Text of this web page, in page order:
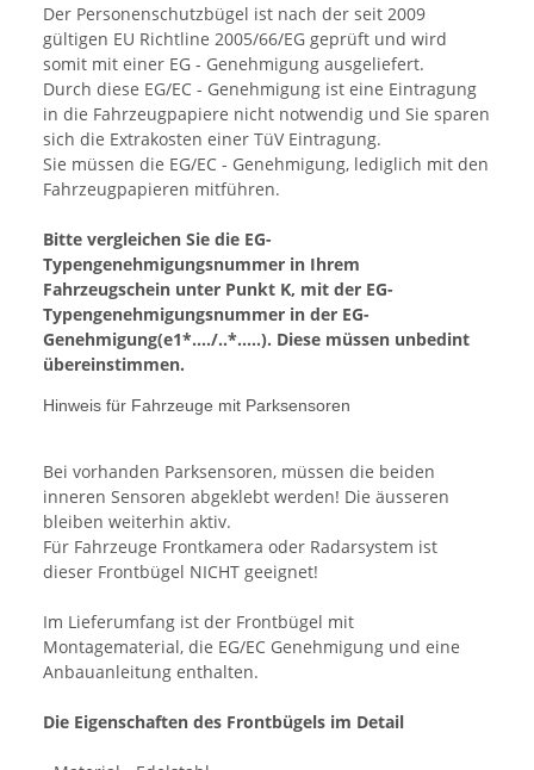
Der Personenschutzbügel ist nach der seit 2009
gültigen EU Richtline 2005/66/EG geprüft und wird
somit mit einer EG - Genehmigung ausgeliefert.
Durch diese EG/EC - Genehmigung ist eine Eintragung
in die Fahrzeugpapiere nicht notwendig und Sie sparen
sich die Extrakosten einer TüV Eintragung.
Sie müssen die EG/EC - Genehmigung, lediglich mit den
Fahrzeugpapieren mitführen.
Bitte vergleichen Sie die EG-
Typengenehmigungsnummer in Ihrem
Fahrzeugschein unter Punkt K, mit der EG-
Typengenehmigungsnummer in der EG-
Genehmigung(e1*..../..*.....). Diese müssen unbedint
übereinstimmen.
Hinweis für Fahrzeuge mit Parksensoren
Bei vorhanden Parksensoren, müssen die beiden
inneren Sensoren abgeklebt werden! Die äusseren
bleiben weiterhin aktiv.
Für Fahrzeuge Frontkamera oder Radarsystem ist
dieser Frontbügel NICHT geeignet!
Im Lieferumfang ist der Frontbügel mit
Montagematerial, die EG/EC Genehmigung und eine
Anbauanleitung enthalten.
Die Eigenschaften des Frontbügels im Detail